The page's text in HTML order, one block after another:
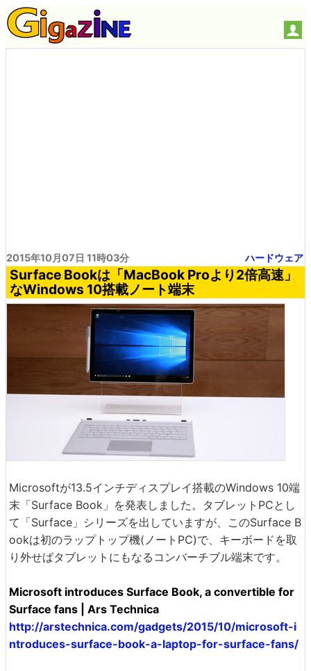
2015年10月07日 11時03分 ハードウェア
Surface Bookは「MacBook Proより2倍高速」
なWindows 10搭載ノート端末
Microsoftが13.5インチディスプレイ搭載のWindows 10端
末「Surface Book」を発表しました。タブレットPCとし
て「Surface」シリーズを出していますが、このSurface B
ookは初のラップトップ機(ノートPC)で、キーボードを取
り外せばタブレットにもなるコンバーチブル端末です。
Microsoft introduces Surface Book, a convertible for
Surface fans | Ars Technica
http://arstechnica.com/gadgets/2015/10/microsoft-i
ntroduces-surface-book-a-laptop-for-surface-fans/